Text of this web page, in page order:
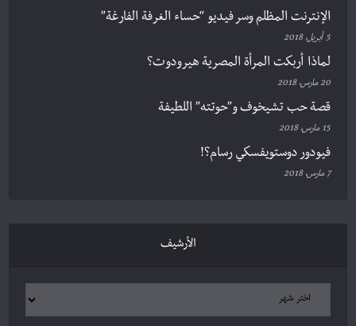
الإنترنت المظلم وسر فيديو “حساء الغرفة الفارغة”
5 أبريل، 2018
لماذا أربكت المرأة المصرية هيرودوت؟
20 مارس، 2018
قصة حب تشيخوف و”حوتته” اللطيفة
15 مارس، 2018
فيودور دوستويفسكي رسام؟!
7 مارس، 2018
الأرشيف